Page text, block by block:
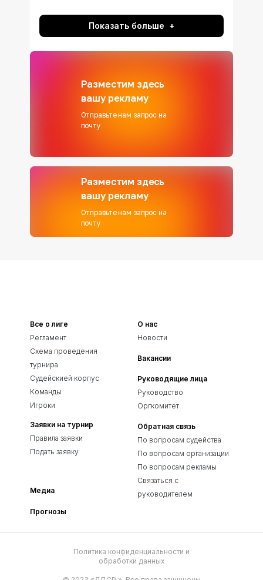
Показать больше
Разместим здесь
вашу рекламу
Отправьте нам запрос на
почту
Разместим здесь
вашу рекламу
Отправьте нам запрос на
почту
Все о лиге
Регламент
Схема проведения
турнира
Судейскией корпус
Команды
Игроки
Заявки на турнир
Правила заявки
Подать заявку
Медиа
Прогнозы
О нас
Новости
Вакансии
Руководящие лица
Руководство
Оргкомитет
Обратная связь
По вопросам судейства
По вопросам организации
По вопросам рекламы
Связаться с
руководителем
Политика конфиденциальности и
обработки данных